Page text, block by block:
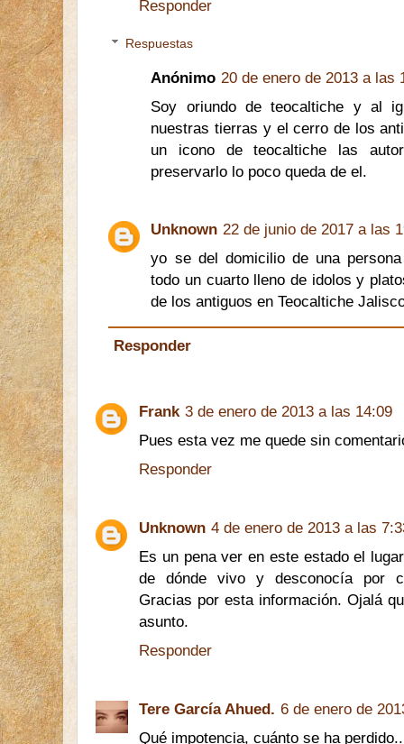
Responder
Respuestas
Anónimo 20 de enero de 2013 a las
Soy oriundo de teocaltiche y al
nuestras tierras y el cerro de los
un icono de teocaltiche las
preservarlo lo poco queda de el.
Unknown 22 de junio de 2017 a las
yo se del domicilio de una
todo un cuarto lleno de idolos y
de los antiguos en Teocaltiche
Responder
Frank 3 de enero de 2013 a las 14:09
Pues esta vez me quede sin
Responder
Unknown 4 de enero de 2013 a las
Es un pena ver en este estado el
de dónde vivo y desconocía por
Gracias por esta información. Ojalá
asunto.
Responder
Tere García Ahued. 6 de enero de
Qué impotencia, cuánto se ha